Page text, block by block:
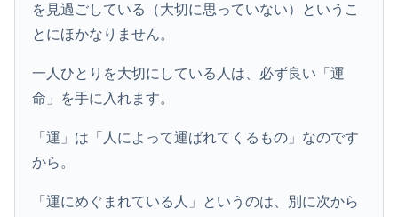
を見過ごしている（大切に思っていない）というこ
とにほかなりません。
一人ひとりを大切にしている人は、必ず良い「運
命」を手に入れます。
「運」は「人によって運ばれてくるもの」なのです
から。
「運にめぐまれている人」というのは、別に次から